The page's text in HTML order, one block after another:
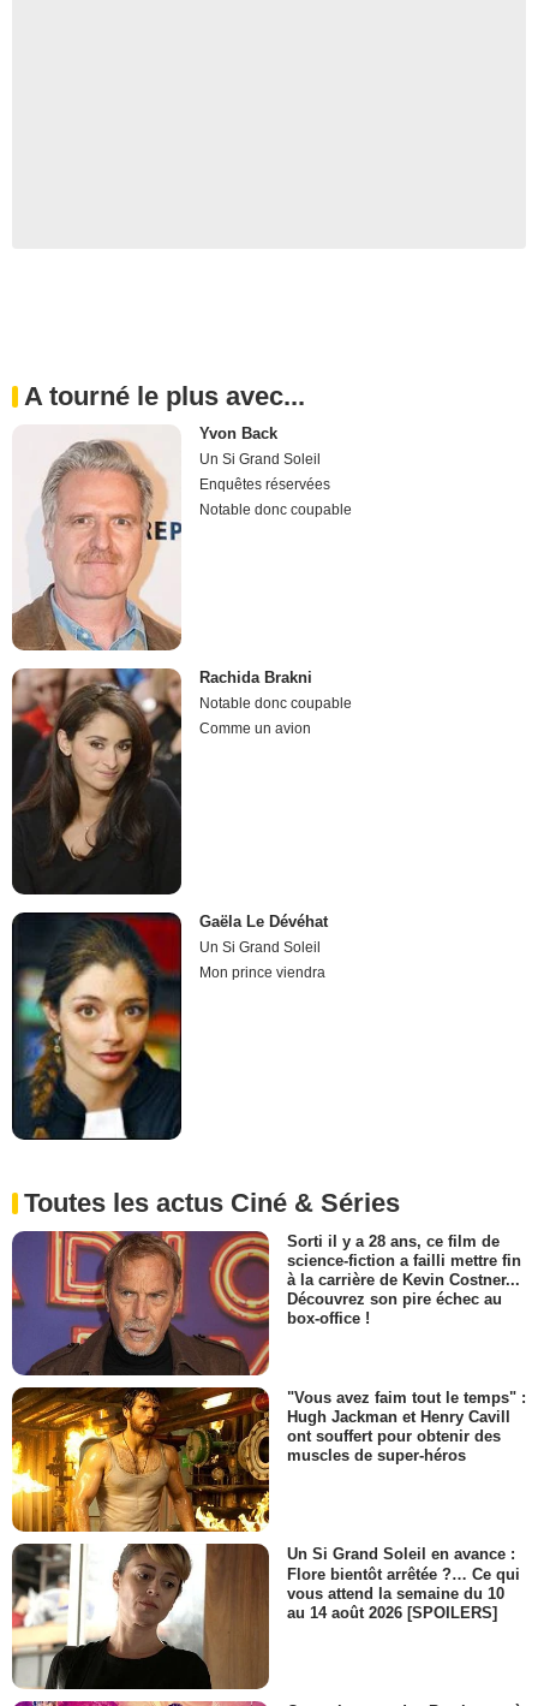
A tourné le plus avec...
Yvon Back
Un Si Grand Soleil
Enquêtes réservées
Notable donc coupable
Rachida Brakni
Notable donc coupable
Comme un avion
Gaëla Le Dévéhat
Un Si Grand Soleil
Mon prince viendra
Toutes les actus Ciné & Séries
Sorti il y a 28 ans, ce film de
science-fiction a failli mettre fin
à la carrière de Kevin Costner...
Découvrez son pire échec au
box-office !
"Vous avez faim tout le temps" :
Hugh Jackman et Henry Cavill
ont souffert pour obtenir des
muscles de super-héros
Un Si Grand Soleil en avance :
Flore bientôt arrêtée ?… Ce qui
vous attend la semaine du 10
au 14 août 2026 [SPOILERS]